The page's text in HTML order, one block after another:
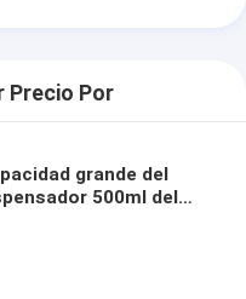
Precio Por
grande del
500ml del